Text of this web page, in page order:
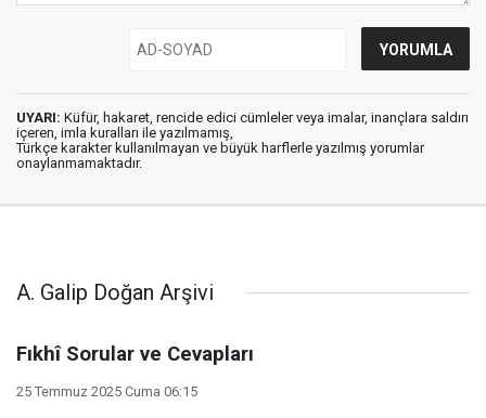
UYARI: Küfür, hakaret, rencide edici cümleler veya imalar, inançlara saldırı
içeren, imla kuralları ile yazılmamış,
Türkçe karakter kullanılmayan ve büyük harflerle yazılmış yorumlar
onaylanmamaktadır.
A. Galip Doğan Arşivi
Fıkhî Sorular ve Cevapları
25 Temmuz 2025 Cuma 06:15